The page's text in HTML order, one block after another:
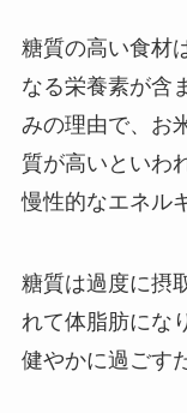
糖質の高い食材
なる栄養素が含
みの理由で、お
質が高いといわ
慢性的なエネル
糖質は過度に摂
れて体脂肪にな
健やかに過ごす